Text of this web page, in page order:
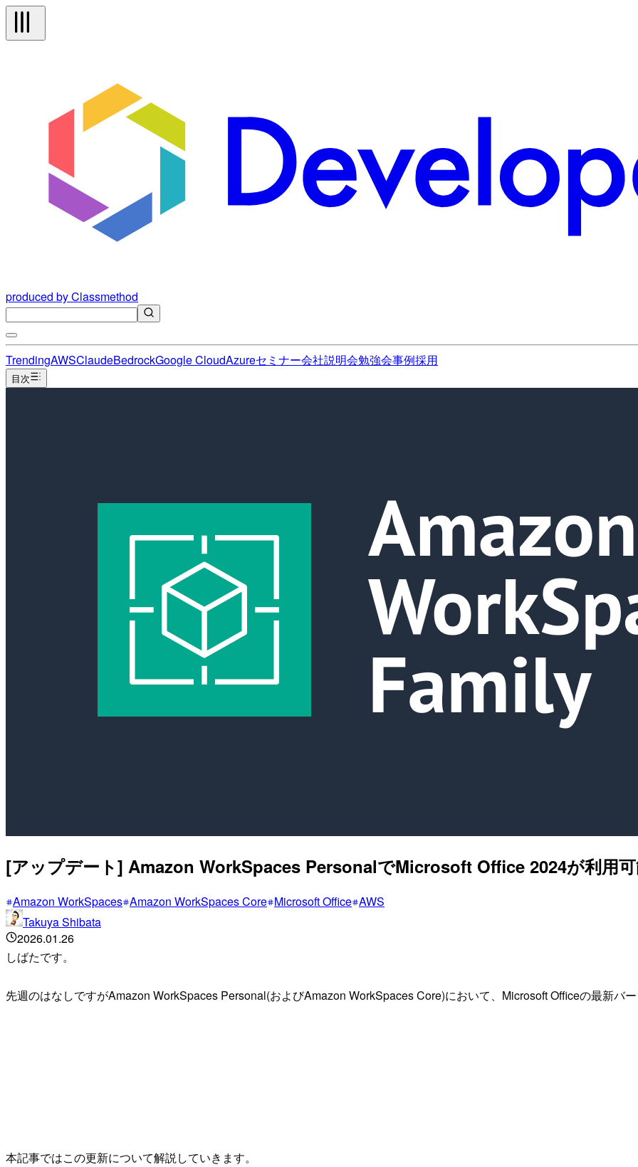
produced by Classmethod
TrendingAWSClaudeBedrockGoogle CloudAzureセミナー会社説明会勉強会事例採用
目次
[アップデート] Amazon WorkSpaces PersonalでMicrosoft Office 2024が利用
Amazon WorkSpaces Amazon WorkSpaces Core Microsoft Office AWS
Takuya Shibata
2026.01.26
しばたです。
先週のはなしですがAmazon WorkSpaces Personal(およびAmazon WorkSpaces Core)において、Microsoft Officeの最新バ
本記事ではこの更新について解説していきます。